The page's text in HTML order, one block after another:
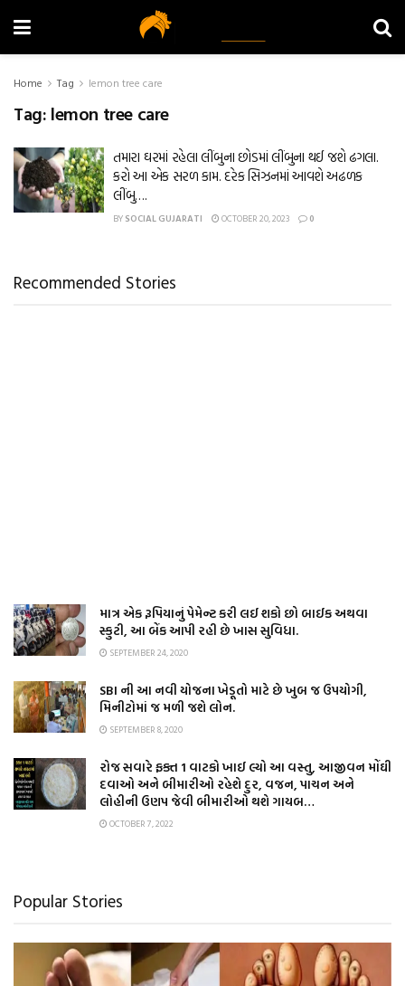
Home Tag lemon tree care
Tag: lemon tree care
તમારા ઘરમાં રહેલા લીંબુના છોડમાં લીંબુના થઈ જશે ઢગલા.
કરો આ એક સરળ કામ. દરેક સિઝનમાં આવશે અઢળક
લીંબુ….
BY SOCIAL GUJARATI OCTOBER 20, 2023 0
Recommended Stories
માત્ર એક રૂપિયાનું પેમેન્ટ કરી લઈ શકો છો બાઈક અથવા
સ્કુટી, આ બેંક આપી રહી છે ખાસ સુવિધા.
SEPTEMBER 24, 2020
SBI ની આ નવી યોજના ખેડૂતો માટે છે ખુબ જ ઉપયોગી,
મિનીટોમાં જ મળી જશે લોન.
SEPTEMBER 8, 2020
રોજ સવારે ફક્ત 1 વાટકો ખાઈ લ્યો આ વસ્તુ, આજીવન મોંઘી
દવાઓ અને બીમારીઓ રહેશે દુર, વજન, પાચન અને
લોહીની ઉણપ જેવી બીમારીઓ થશે ગાયબ…
OCTOBER 7, 2022
Popular Stories